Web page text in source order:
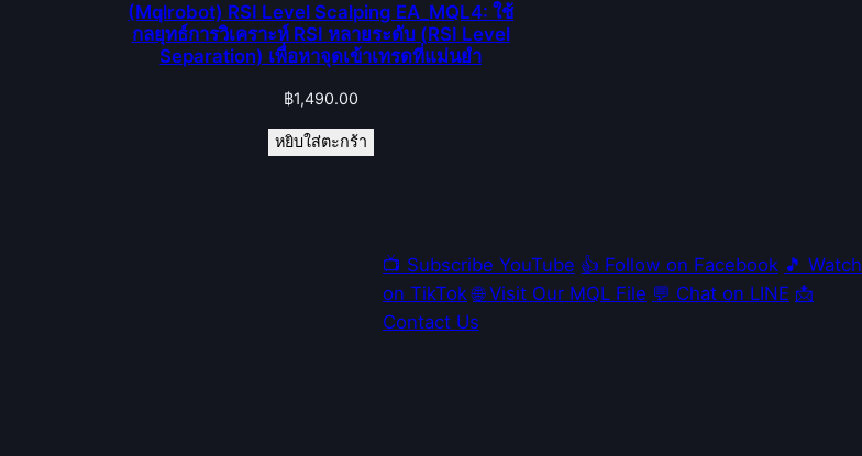
(Mqlrobot) RSI Level Scalping EA_MQL4: ใช้
กลยุทธ์การวิเคราะห์ RSI หลายระดับ (RSI Level
Separation) เพื่อหาจุดเข้าเทรดที่แม่นยำ
฿1,490.00
หยิบใส่ตะกร้า
📺 Subscribe YouTube 👍 Follow on Facebook 🎵 Watch
on TikTok 🌐 Visit Our MQL File 💬 Chat on LINE 📩
Contact Us